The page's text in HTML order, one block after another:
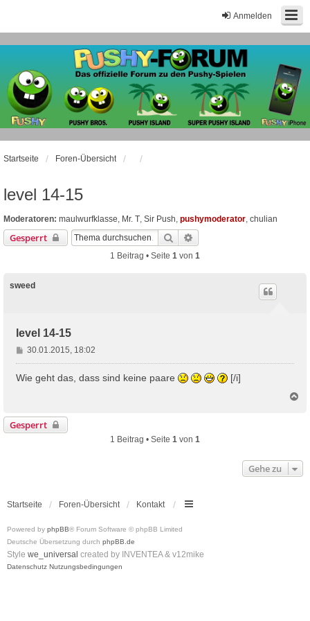
Anmelden
Startseite Foren-Übersicht
level 14-15
Moderatoren: maulwurfklasse, Mr. T, Sir Push, pushymoderator, chulian
Gesperrt Suche
1 Beitrag • Seite 1 von 1
sweed
level 14-15
B
e
i
g
30.01.2015, 18:02
Wie geht das, dass sind keine paare
[/i]
e
n
Gesperrt
1 Beitrag • Seite 1 von 1
Gehe zu
Startseite Foren-Übersicht Kontakt
Powered by phpBB® Forum Software © phpBB Limited
Deutsche Übersetzung durch phpBB.de
Style we_universal created by INVENTEA & v12mike
Datenschutz Nutzungsbedingungen